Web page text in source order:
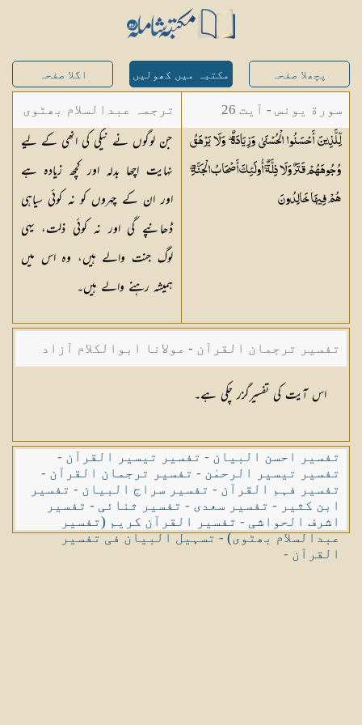
پچھلا صفحہ مکتبہ میں کھولیں اگلا صفحہ
سورة یونس - آیت 26
لِّلَّذِينَ أَحْسَنُوا الْحُسْنَىٰ وَزِيَادَةٌ ۖ وَلَا يَرْهَقُ
وُجُوهَهُمْ قَتَرٌ وَلَا ذِلَّةٌ ۚ أُولَٰئِكَ أَصْحَابُ الْجَنَّةِ ۖ
هُمْ فِيهَاخَالِدُونَ
ترجمہ عبدالسلام بھٹوی
- عبدالسلام بن محمد
جن لوگوں نے نیکی کی انھی کے لیے
نہایت اچھا بدلہ اور کچھ زیادہ ہے
اور ان کے چہروں کو نہ کوئی سیاہی
ڈھانپے گی اور نہ کوئی ذلت، یہی
لوگ جنت والے ہیں، وہ اس میں
ہمیشہ رہنے والے ہیں۔
تفسیر ترجمان القرآن - مولانا ابوالکلام آزاد
اس آیت کی تفسیرگزر چکی ہے۔
تفسیر احسن البیان - تفسیر تیسیر القرآن -
تفسیر تیسیر الرحمٰن - تفسیر ترجمان القرآن -
تفسیر فہم القرآن - تفسیر سراج البیان - تفسیر
ابن کثیر - تفسیر سعدی - تفسیر ثنائی - تفسیر
اشرف الحواشی - تفسیر القرآن کریم (تفسیر
عبدالسلام بھٹوی)-تسہیل البیان فی تفسیر
القرآن -